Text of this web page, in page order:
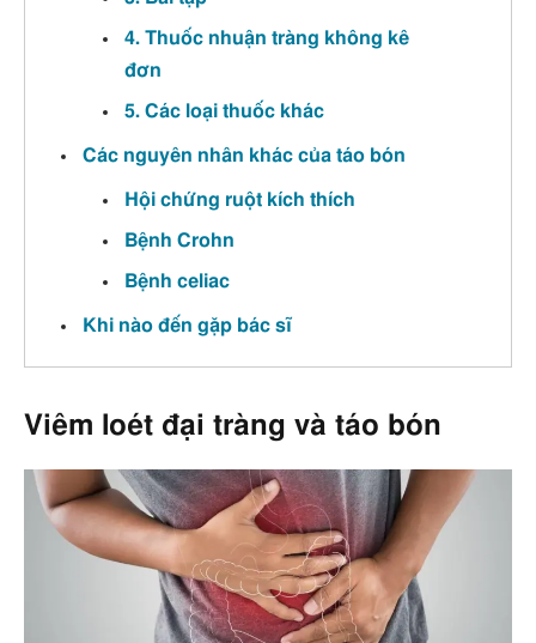
4. Thuốc nhuận tràng không kê
đơn
5. Các loại thuốc khác
Các nguyên nhân khác của táo bón
Hội chứng ruột kích thích
Bệnh Crohn
Bệnh celiac
Khi nào đến gặp bác sĩ
Viêm loét đại tràng và táo bón